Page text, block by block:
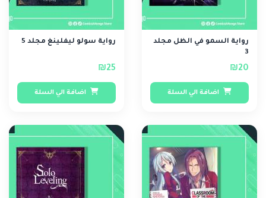
رواية السمو في الظل مجلد
3
₪20
اضافة الي السلة
رواية سولو ليفلينغ مجلد 5
₪25
اضافة الي السلة